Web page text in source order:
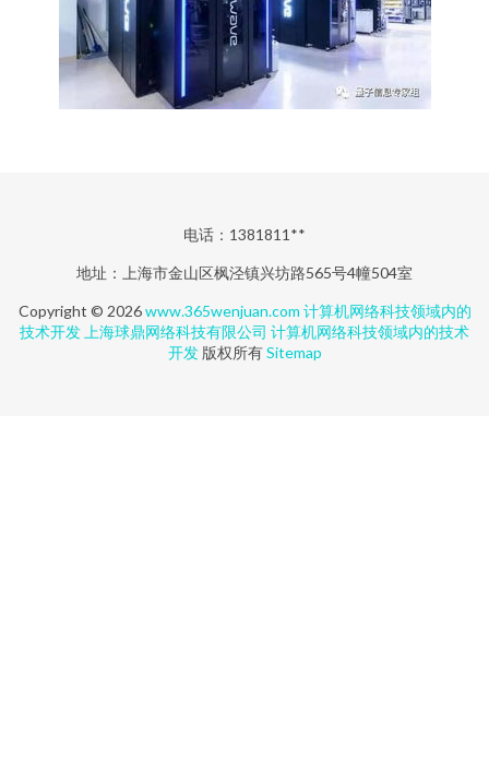
电话：1381811**
地址：上海市金山区枫泾镇兴坊路565号4幢504室
Copyright © 2026www.365wenjuan.com 计算机网络科技领域内的
技术开发 上海球鼎网络科技有限公司 计算机网络科技领域内的技术
开发版权所有Sitemap